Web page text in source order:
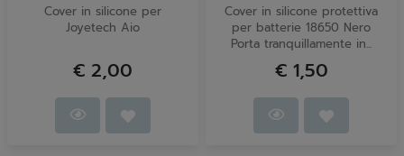
Cover in silicone per
Joyetech Aio
€ 2,00
Cover in silicone protettiva
per batterie 18650 Nero
Porta tranquillamente in...
€ 1,50